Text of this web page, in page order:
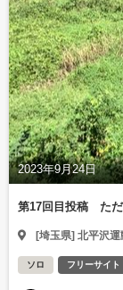
2023年9月24日
第17回目投稿 ただ
[埼玉県] 北平沢運
ソロ フリーサイト